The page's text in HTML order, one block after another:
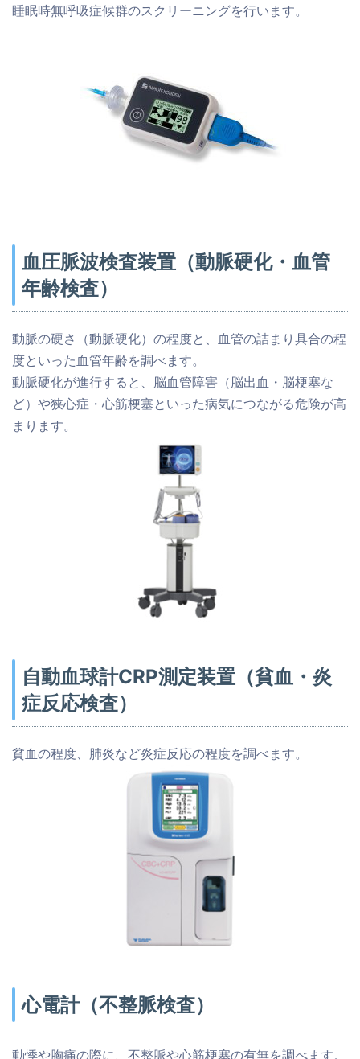
睡眠時無呼吸症候群のスクリーニングを行います。
血圧脈波検査装置（動脈硬化・血管
年齢検査）
動脈の硬さ（動脈硬化）の程度と、血管の詰まり具合の程
度といった血管年齢を調べます。
動脈硬化が進行すると、脳血管障害（脳出血・脳梗塞な
ど）や狭心症・心筋梗塞といった病気につながる危険が高
まります。
自動血球計CRP測定装置（貧血・炎
症反応検査）
貧血の程度、肺炎など炎症反応の程度を調べます。
心電計（不整脈検査）
動悸や胸痛の際に、不整脈や心筋梗塞の有無を調べます。